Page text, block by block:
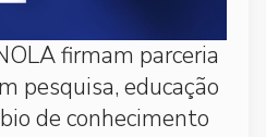
firmam parceria
pesquisa, educação
de conhecimento